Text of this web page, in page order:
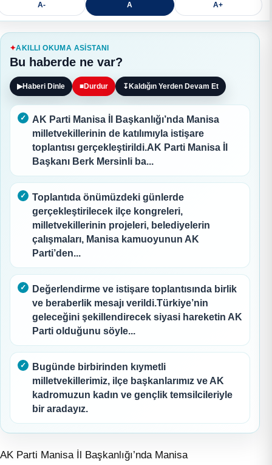
A- A A+
AKILLI OKUMA ASISTANI
Bu haberde ne var?
▶Haberi Dinle ■Durdur ↧ Kaldığın Yerden Devam Et
AK Parti Manisa İl Başkanlığı’nda Manisa
milletvekillerinin de katılımıyla istişare
toplantısı gerçekleştirildi.AK Parti Manisa İl
Başkanı Berk Mersinli ba...
Toplantıda önümüzdeki günlerde
gerçekleştirilecek ilçe kongreleri,
milletvekillerinin projeleri, belediyelerin
çalışmaları, Manisa kamuoyunun AK
Parti’den...
Değerlendirme ve istişare toplantısında birlik
ve beraberlik mesajı verildi.Türkiye’nin
geleceğini şekillendirecek siyasi hareketin AK
Parti olduğunu söyle...
Bugünde birbirinden kıymetli
milletvekillerimiz, ilçe başkanlarımız ve AK
kadromuzun kadın ve gençlik temsilcileriyle
bir aradayız.
AK Parti Manisa İl Başkanlığı’nda Manisa